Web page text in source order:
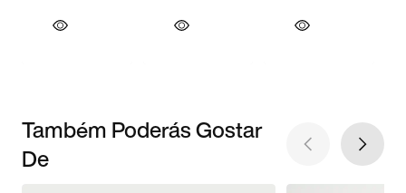
Também Poderás Gostar
De